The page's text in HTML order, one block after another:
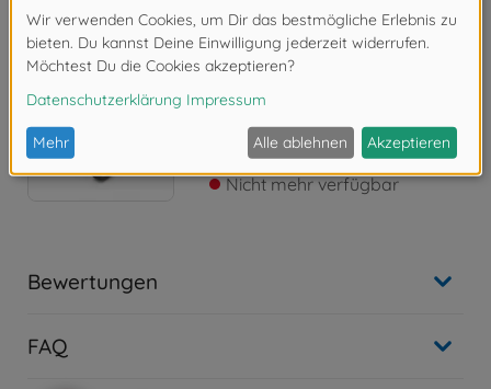
300058404
Nicht mehr verfügbar
Archiv
Kit 4WD Buggy
Nicht mehr verfügbar
Bewertungen
FAQ